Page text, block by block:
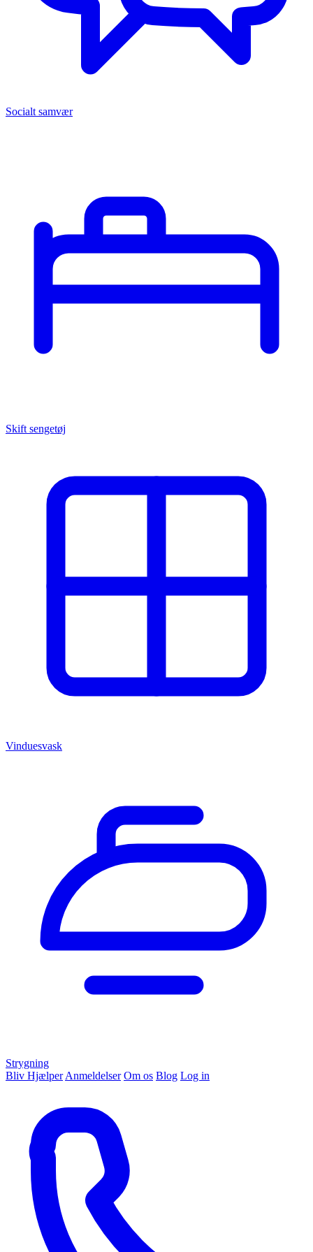
Socialt samvær
Skift sengetøj
Vinduesvask
Strygning
Bliv Hjælper Anmeldelser Om os Blog Log in